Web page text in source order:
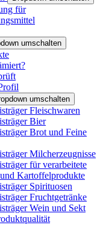
für
umschalten
umschalten
Fleischwaren
Bier
Brot und Feine
Milcherzeugnisse
für verarbeitete
Kartoffelprodukte
Spirituosen
Fruchtgetränke
Wein und Sekt